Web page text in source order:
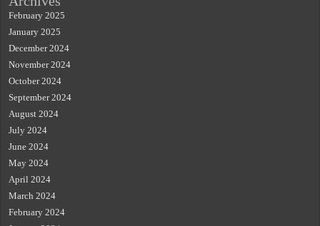
February 2025
January 2025
December 2024
November 2024
October 2024
September 2024
August 2024
July 2024
June 2024
May 2024
April 2024
March 2024
February 2024